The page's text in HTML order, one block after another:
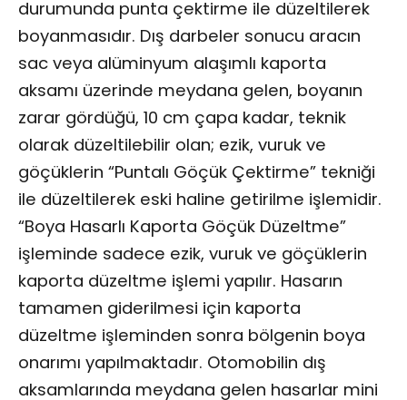
durumunda punta çektirme ile düzeltilerek
boyanmasıdır. Dış darbeler sonucu aracın
sac veya alüminyum alaşımlı kaporta
aksamı üzerinde meydana gelen, boyanın
zarar gördüğü, 10 cm çapa kadar, teknik
olarak düzeltilebilir olan; ezik, vuruk ve
göçüklerin “Puntalı Göçük Çektirme” tekniği
ile düzeltilerek eski haline getirilme işlemidir.
“Boya Hasarlı Kaporta Göçük Düzeltme”
işleminde sadece ezik, vuruk ve göçüklerin
kaporta düzeltme işlemi yapılır. Hasarın
tamamen giderilmesi için kaporta
düzeltme işleminden sonra bölgenin boya
onarımı yapılmaktadır. Otomobilin dış
aksamlarında meydana gelen hasarlar mini